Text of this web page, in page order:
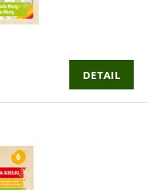
DETAIL